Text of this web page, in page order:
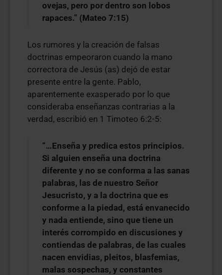
ovejas, pero por dentro son lobos
rapaces.” (Mateo 7:15)
Los rumores y la creación de falsas
doctrinas empeoraron cuando la mano
correctora de Jesús (as) dejó de estar
presente entre la gente. Pablo,
aparentemente exasperado por lo que
consideraba enseñanzas contrarias a la
verdad, escribió en 1 Timoteo 6:2-5:
“…Enseña y predica estos principios.
Si alguien enseña una doctrina
diferente y no se conforma a las sanas
palabras, las de nuestro Señor
Jesucristo, y a la doctrina que es
conforme a la piedad, está envanecido
y nada entiende, sino que tiene un
interés corrompido en discusiones y
contiendas de palabras, de las cuales
nacen envidias, pleitos, blasfemias,
malas sospechas, y constantes